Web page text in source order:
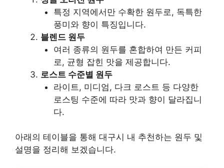
특정 지역에서만 수확한 원두로, 독특한
풍미와 향이 특징입니다.
블렌드 원두
여러 종류의 원두를 혼합하여 만든 커피
로, 균형 잡힌 맛을 제공합니다.
로스트 수준별 원두
라이트, 미디엄, 다크 로스트 등 다양한
로스팅 수준에 따라 맛과 향이 달라집니
다.
아래의 테이블을 통해 대구시 내 추천하는 원두 및
설명을 정리해 보겠습니다.